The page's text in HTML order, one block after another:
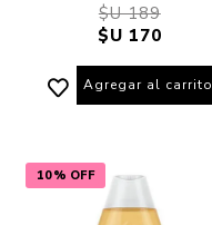
$U 189
$U 170
Agregar al carrito
10% OFF